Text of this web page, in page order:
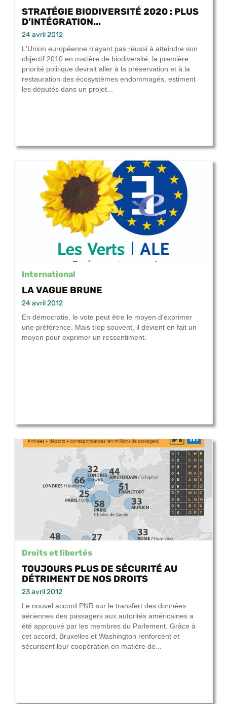
STRATÉGIE BIODIVERSITÉ 2020 : PLUS
D’INTÉGRATION...
24 avril 2012
L'Union européenne n'ayant pas réussi à atteindre son
objectif 2010 en matière de biodiversité, la première
priorité politique devrait aller à la préservation et à la
restauration des écosystèmes endommagés, estiment
les députés dans un projet...
International
LA VAGUE BRUNE
24 avril 2012
En démocratie, le vote peut être le moyen d'exprimer
une préférence. Mais trop souvent, il devient en fait un
moyen pour exprimer un ressentiment.
Droits et libertés
TOUJOURS PLUS DE SÉCURITÉ AU
DÉTRIMENT DE NOS DROITS
23 avril 2012
Le nouvel accord PNR sur le transfert des données
aériennes des passagers aux autorités américaines a
été approuvé par les membres du Parlement. Grâce à
cet accord, Bruxelles et Washington renforcent et
sécurisent leur coopération en matière de...